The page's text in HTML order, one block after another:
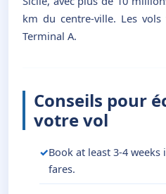
km du centre-ville. Les
Terminal A.
Conseils pour
votre vol
Book at least 3-4
fares.